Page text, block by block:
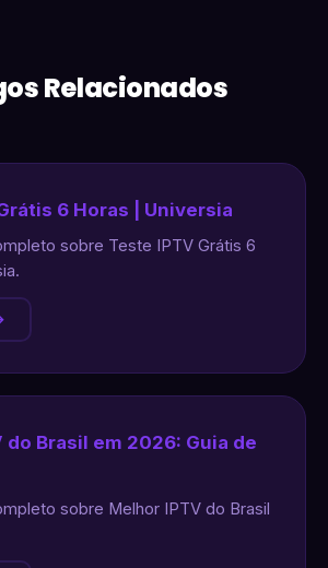
Relacionados
6 Horas | Universia
sobre Teste IPTV Grátis 6
do Brasil em 2026: Guia de
sobre Melhor IPTV do Brasil